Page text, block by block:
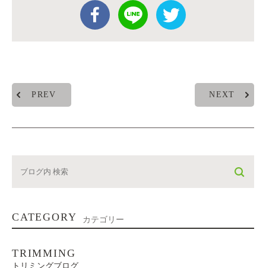
PREV NEXT
CATEGORY カテゴリー
TRIMMING
トリミングブログ